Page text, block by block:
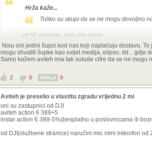
Hrža kaže...
Toliko su skupi da se ne mogu dovoljno
od 5E dostave...pola ide njima
Nisu oni jedini šupci kod nas koji naplaćuju dostavu.
mogu shvatiti šupke kao svijet medija, elipso, itd... gdje
Samo kažem aviteh ima tak sulude cifre da se ne
2 0 HVALA 0
Aviteh je preselio u vlastitu zgradu vrijednu 2 mi
oni su zastupnici od DJI
aviteh action 6 389+5
instar action 6 389-5%(besplatno u poslovnicama ili
od DJI(službene stranice) naručim mic mini mikrofon od